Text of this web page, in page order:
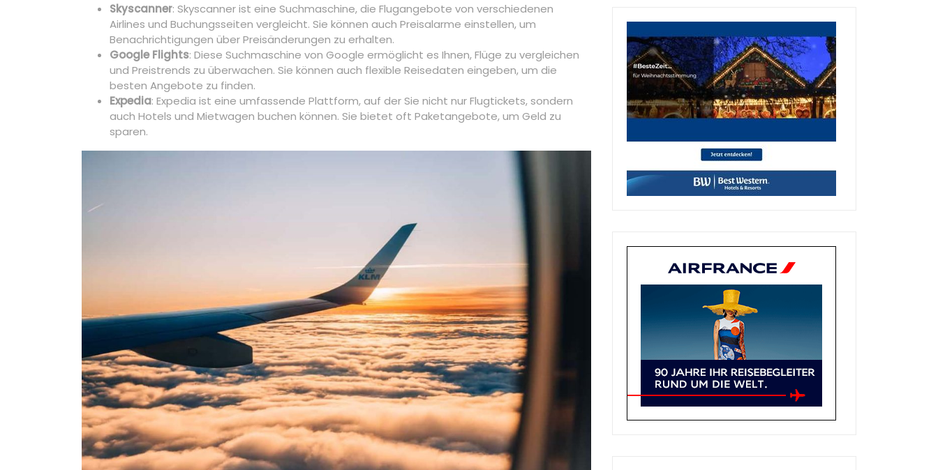
Skyscanner: Skyscanner ist eine Suchmaschine, die Flugangebote von verschiedenen
Airlines und Buchungsseiten vergleicht. Sie können auch Preisalarme einstellen, um
Benachrichtigungen über Preisänderungen zu erhalten.
Google Flights: Diese Suchmaschine von Google ermöglicht es Ihnen, Flüge zu vergleichen
und Preistrends zu überwachen. Sie können auch flexible Reisedaten eingeben, um die
besten Angebote zu finden.
Expedia: Expedia ist eine umfassende Plattform, auf der Sie nicht nur Flugtickets, sondern
auch Hotels und Mietwagen buchen können. Sie bietet oft Paketangebote, um Geld zu
sparen.